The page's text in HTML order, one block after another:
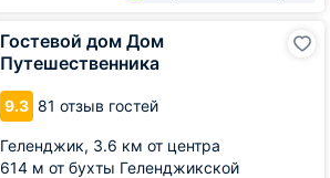
Гостевой дом Дом
Путешественника
9.3 81 отзыв гостей
Геленджик, 3.6 км от центра
614 м от бухты Геленджикской